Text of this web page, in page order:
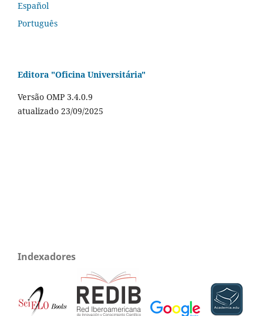
Español
Português
Editora "Oficina Universitária"
Versão OMP 3.4.0.9
atualizado 23/09/2025
Indexadores